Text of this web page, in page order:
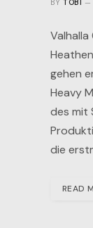
BY TOBI
gehen
Heavy
des mit
die
READ